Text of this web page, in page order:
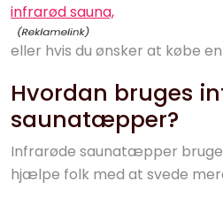
infrarød sauna,
eller hvis du ønsker at købe
Hvordan bruges
saunatæpper?
Infrarøde saunatæpper
hjælpe folk med at svede